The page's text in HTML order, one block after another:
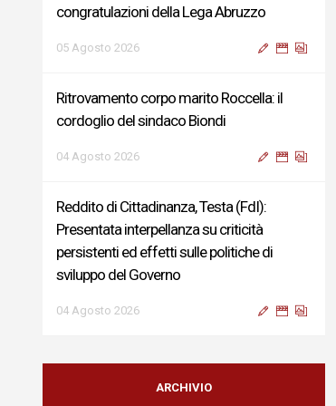
congratulazioni della Lega Abruzzo
05 Agosto 2026
Ritrovamento corpo marito Roccella: il
cordoglio del sindaco Biondi
04 Agosto 2026
Reddito di Cittadinanza, Testa (FdI):
Presentata interpellanza su criticità
persistenti ed effetti sulle politiche di
sviluppo del Governo
04 Agosto 2026
Sigismondi, Liris e Testa: “Profondo
cordoglio e vicinanza al Ministro Roccella e
ARCHIVIO